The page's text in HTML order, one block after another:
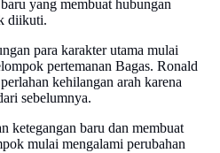
yang membuat hubungan
diikuti.
para karakter utama mulai
pertemanan Bagas. Ronald
kehilangan arah karena
sebelumnya.
ketegangan baru dan membuat
mulai mengalami perubahan